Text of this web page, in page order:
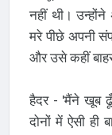
नहीं थी।
मरे पीछे अपनी
और उसे कहीं
हैदर - 'मैंने खूब
दोनों में ऐसी